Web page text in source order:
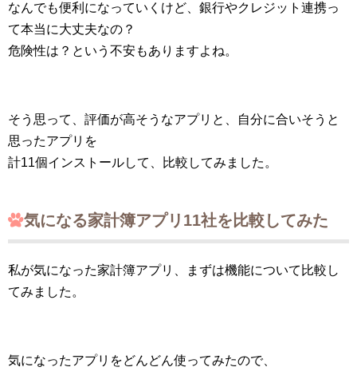
なんでも便利になっていくけど、銀行やクレジット連携っ
て本当に大丈夫なの？
危険性は？という不安もありますよね。
そう思って、評価が高そうなアプリと、自分に合いそうと
思ったアプリを
計11個インストールして、比較してみました。
気になる家計簿アプリ11社を比較してみた
私が気になった家計簿アプリ、まずは機能について比較し
てみました。
気になったアプリをどんどん使ってみたので、